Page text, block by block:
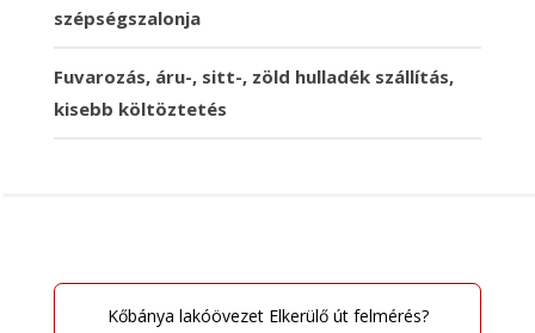
szépségszalonja
Fuvarozás, áru-, sitt-, zöld hulladék szállítás,
kisebb költöztetés
Kőbánya lakóövezet Elkerülő út felmérés?